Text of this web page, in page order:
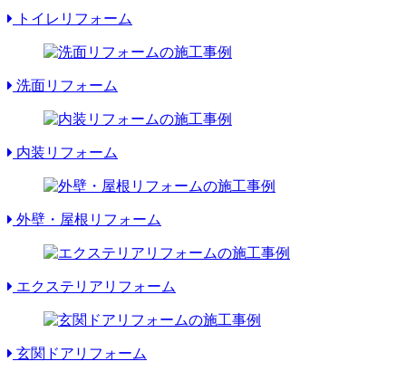
トイレリフォーム
洗面リフォーム
内装リフォーム
外壁・屋根リフォーム
エクステリアリフォーム
玄関ドアリフォーム